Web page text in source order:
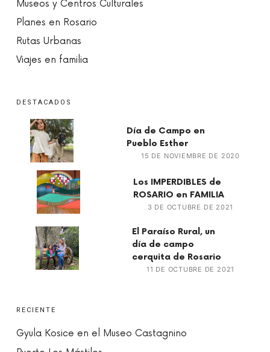
Museos y Centros Culturales
Planes en Rosario
Rutas Urbanas
Viajes en familia
DESTACADOS
Día de Campo en
Pueblo Esther
15 DE NOVIEMBRE DE 2020
Los IMPERDIBLES de
ROSARIO en FAMILIA
3 DE OCTUBRE DE 2021
El Paraíso Rural, un
día de campo
cerquita de Rosario
11 DE OCTUBRE DE 2021
RECIENTE
Gyula Kosice en el Museo Castagnino